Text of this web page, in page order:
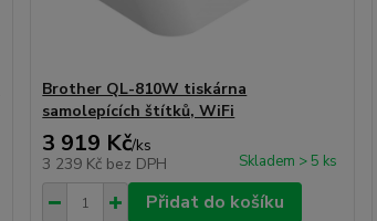
Brother QL-810W tiskárna
samolepících štítků, WiFi
3 919 Kč/ks
3 239 Kč bez DPH Skladem > 5 ks
Přidat do košíku